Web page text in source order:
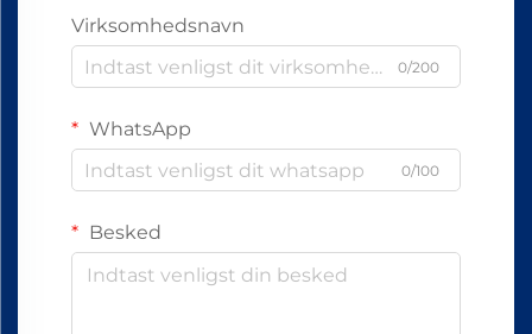
Virksomhedsnavn
0/200
WhatsApp
0/100
Besked